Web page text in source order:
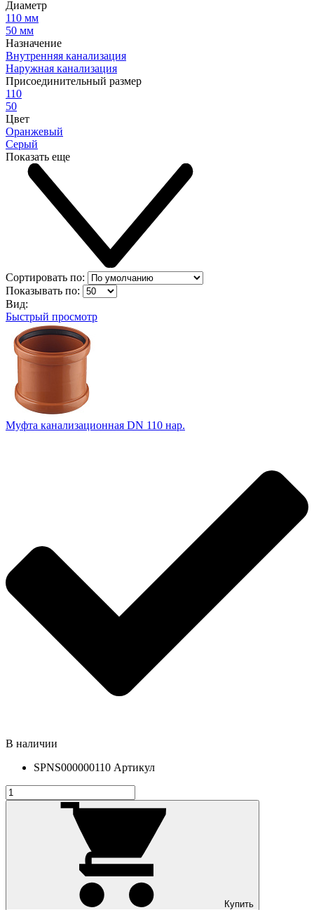
Диаметр
110 мм
50 мм
Назначение
Внутренняя канализация
Наружная канализация
Присоединительный размер
110
50
Цвет
Оранжевый
Серый
Показать еще
Сортировать по:
Показывать по:
Вид:
Быстрый просмотр
Муфта канализационная DN 110 нар.
В наличии
SPNS000000110 Артикул
Купить